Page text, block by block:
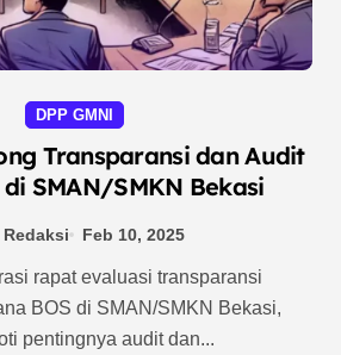
DPP GMNI
Transparansi dan Audit
di SMAN/SMKN Bekasi
Redaksi Feb 10, 2025
BOS di SMAN/SMKN Bekasi,
pentingnya audit dan...